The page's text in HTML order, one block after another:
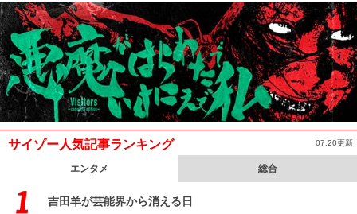
サイゾー人気記事ランキング 07:20更新
エンタメ 総合
吉田羊が芸能界から消える日